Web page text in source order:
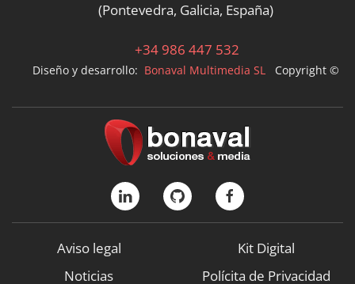
(Pontevedra, Galicia, España)
+34 986 447 532
Diseño y desarrollo: Bonaval Multimedia SLCopyright ©
Aviso legal
Noticias
Kit Digital
Polícita de Privacidad